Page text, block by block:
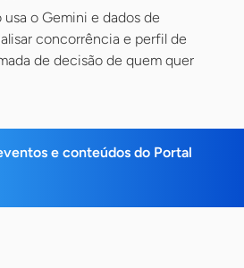
o Gemini e dados de
concorrência e perfil de
de decisão de quem quer
e conteúdos do Portal